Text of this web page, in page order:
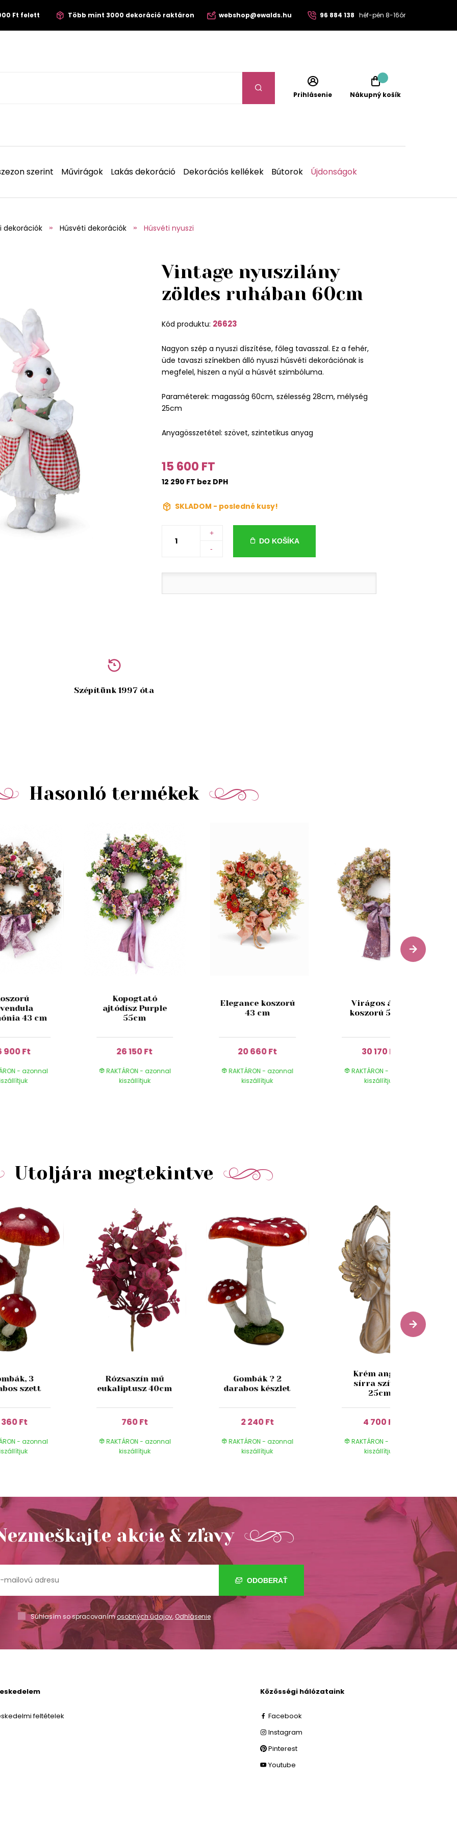
Ft felett Több mint 3000 dekoráció raktáron webshop@ewalds.hu 96 884 138 héf-pén 8-16ór
Prihlásenie Nákupný košík
szerint Művirágok Lakás dekoráció Dekorációs kellékek Bútorok Újdonságok
dekorációk Húsvéti dekorációk Húsvéti nyuszi
Vintage nyuszilány
zöldes ruhában 60cm
Kód produktu: 26623
Nagyon szép a nyuszi díszítése, főleg tavasszal. Ez a fehér,
üde tavaszi színekben álló nyuszi húsvéti dekorációnak is
megfelel, hiszen a nyúl a húsvét szimbóluma.
Paraméterek: magasság 60cm, szélesség 28cm, mélység
25cm
Anyagösszetétel: szövet, szintetikus anyag
15 600 FT
12 290 FT bez DPH
SKLADOM - posledné kusy!
+
-
DO KOŠÍKA
Szépítünk 1997 óta
Hasonló termékek
43 cm
900 Ft
- azonnal
Kopogtató
ajtódísz Purple
55cm
26 150 Ft
RAKTÁRON - azonnal
kiszállítjuk
Elegance koszorú
43 cm
20 660 Ft
RAKTÁRON - azonnal
kiszállítjuk
Virágos álom
koszorú 55 cm
30 170 Ft
RAKTÁRON - azonnal
kiszállítjuk
Utoljára megtekintve
3
szett
360 Ft
- azonnal
Rózsaszín mű
eukaliptusz 40cm
760 Ft
RAKTÁRON - azonnal
kiszállítjuk
Gombák ? 2
darabos készlet
2 240 Ft
RAKTÁRON - azonnal
kiszállítjuk
Krém angyal
sírra szívvel
25cm
4 700 Ft
RAKTÁRON - azonnal
kiszállítjuk
akcie & zľavy
ODOBERAŤ
Súhlasím so spracovanímosobných údajov,Odhlásenie
feltételek
Közösségi hálózataink
Facebook
Instagram
Pinterest
Youtube